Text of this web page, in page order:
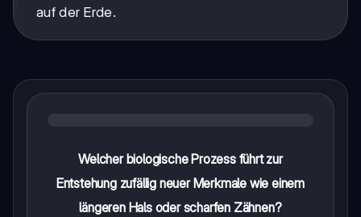
auf der Erde.
Welcher biologische Prozess führt zur
Entstehung zufällig neuer Merkmale wie einem
längeren Hals oder scharfen Zähnen?